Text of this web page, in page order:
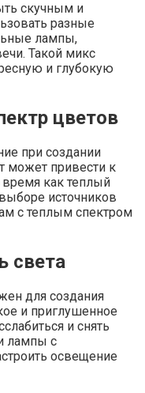
скучным и
разные
лампы,
Такой микс
и глубокую
цветов
при создании
может привести к
как теплый
источников
с теплым спектром
света
для создания
и приглушенное
и снять
лампы с
освещение